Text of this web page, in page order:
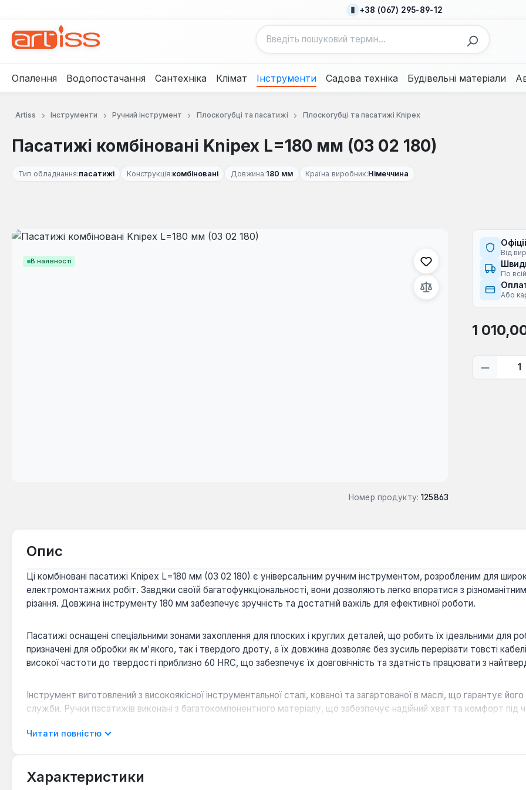
+38 (067) 295-89-12
Опалення Водопостачання Сантехніка Клімат Інструменти Садова техніка Будівельні матеріали
Artiss Інструменти Ручний інструмент Плоскогубці та пасатижі Плоскогубці та пасатижі Knipex
Пасатижі комбіновані Knipex L=180 мм (03 02 180)
Тип обладнання:пасатижі Конструкція:комбіновані Довжина:180 мм Країна виробник:Німеччина
В наявності
Пропустити галерею зображень
Номер продукту: 125863
Від
По
Або
Звичайна
1
Опис
Ці комбіновані пасатижі Knipex L=180 мм (03 02 180) є універсальним ручним інструментом, розробленим для
електромонтажних робіт. Завдяки своїй багатофункціональності, вони дозволяють легко впоратися з
різання. Довжина інструменту 180 мм забезпечує зручність та достатній важіль для ефективної роботи.
Пасатижі оснащені спеціальними зонами захоплення для плоских і круглих деталей, що робить їх ідеальними для
призначені для обробки як м'якого, так і твердого дроту, а їх довжина дозволяє без зусиль перерізати товсті
високої частоти до твердості приблизно 60 HRC, що забезпечує їх довговічність та здатність працювати з
Інструмент виготовлений з високоякісної інструментальної сталі, кованої та загартованої в маслі, що гарантує
служби. Ручки пасатижів виконані з багатокомпонентного матеріалу, що забезпечує надійний хват та комфорт під
матеріалами.
Читати повністю
Характеристики